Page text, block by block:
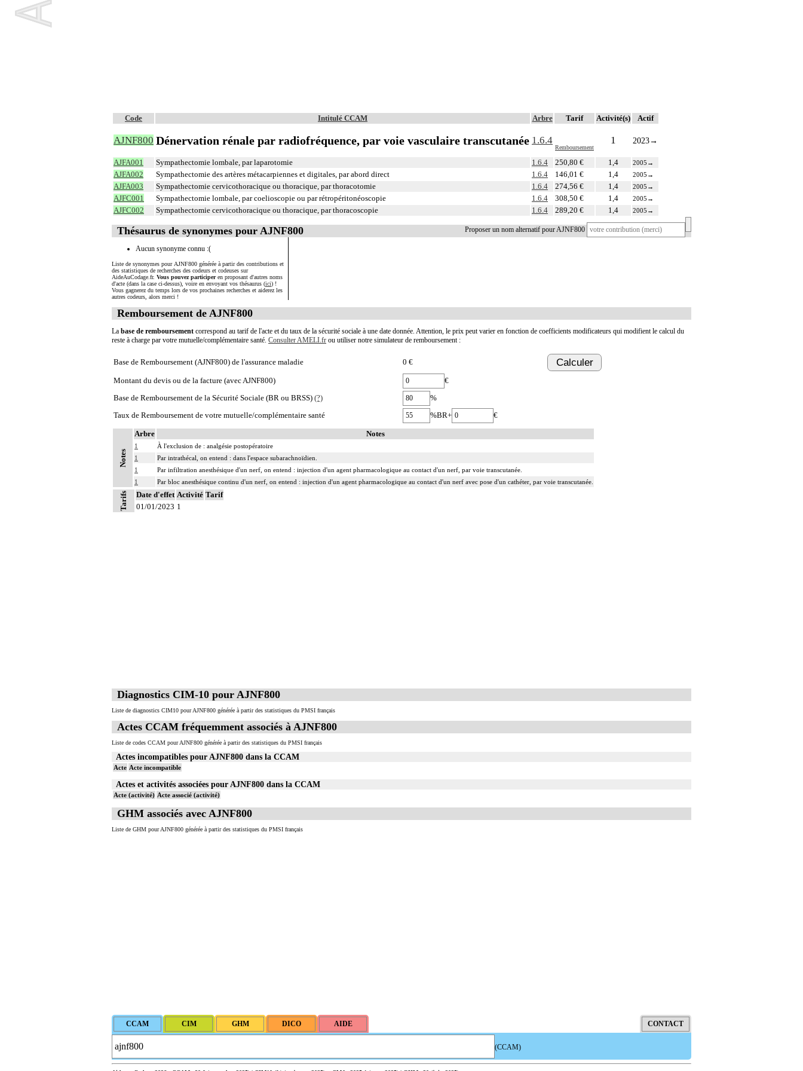
Code Intitulé CCAM Arbre Tarif Activité(s) Actif
AJNF800 Dénervation rénale par radiofréquence, par voie vasculaire transcutanée 1.6.4
Remboursement
1 2023→
AJFA001 Sympathectomie lombale, par laparotomie 1.6.4 250,80 € 1,4 2005 →
AJFA002 Sympathectomie des artères métacarpiennes et digitales, par abord direct 1.6.4 146,01 € 1,4 2005 →
AJFA003 Sympathectomie cervicothoracique ou thoracique, par thoracotomie 1.6.4 274,56 € 1,4 2005 →
AJFC001 Sympathectomie lombale, par coelioscopie ou par rétropéritonéoscopie 1.6.4 308,50 € 1,4 2005 →
AJFC002 Sympathectomie cervicothoracique ou thoracique, par thoracoscopie 1.6.4 289,20 € 1,4 2005 →
Proposer un nom alternatif pour AJNF800
Thésaurus de synonymes pour AJNF800
Aucun synonyme connu :(
Liste de synonymes pour AJNF800 générée à partir des contributions et
des statistiques de recherches des codeurs et codeuses sur
AideAuCodage.fr. Vous pouvez participeren proposant d'autres noms
d'acte (dans la case ci-dessus), voire en envoyant vos thésaurus (ici) !
Vous gagnerez du temps lors de vos prochaines recherches et aiderez les
autres codeurs, alors merci !
Remboursement de AJNF800
La base de remboursement correspond au tarif de l'acte et du taux de la sécurité sociale à une date donnée. Attention, le prix peut varier en fonction de coefficients modificateurs qui modifient le calcul du
reste à charge par votre mutuelle/complémentaire santé. Consulter AMELI.fr ou utiliser notre simulateur de remboursement :
Base de Remboursement (AJNF800) de l'assurance maladie 0 € Calculer
Montant du devis ou de la facture (avec AJNF800)
€
Base de Remboursement de la Sécurité Sociale (BR ou BRSS) (?)
%
Taux de Remboursement de votre mutuelle/complémentaire santé
%BR+ €
Notes
Arbre Notes
1
À l'exclusion de : analgésie postopératoire
1
Par intrathécal, on entend : dans l'espace subarachnoïdien.
1
Par infiltration anesthésique d'un nerf, on entend : injection d'un agent pharmacologique au contact d'un nerf, par voie transcutanée.
1
Par bloc anesthésique continu d'un nerf, on entend : injection d'un agent pharmacologique au contact d'un nerf avec pose d'un cathéter, par voie transcutanée.
Tarifs Date d'effet Activité Tarif
01/01/2023 1
Diagnostics CIM-10 pour AJNF800
Liste de diagnostics CIM10 pour AJNF800 générée à partir des statistiques du PMSI français
Actes CCAM fréquemment associés à AJNF800
Liste de codes CCAM pour AJNF800 générée à partir des statistiques du PMSI français
Actes incompatibles pour AJNF800 dans la CCAM
Acte Acte incompatible
Actes et activités associées pour AJNF800 dans la CCAM
Acte (activité) Acte associé (activité)
GHM associés avec AJNF800
Liste de GHM pour AJNF800 générée à partir des statistiques du PMSI français
(CCAM)